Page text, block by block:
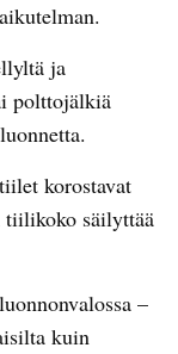
ja
polttojälkiä
korostavat
tiilikoko säilyttää
–
kuin